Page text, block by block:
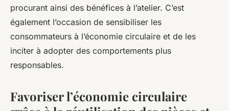
procurant ainsi des bénéfices à l’atelier. C’est
également l’occasion de sensibiliser les
consommateurs à l’économie circulaire et de les
inciter à adopter des comportements plus
responsables.
Favoriser l’économie circulaire